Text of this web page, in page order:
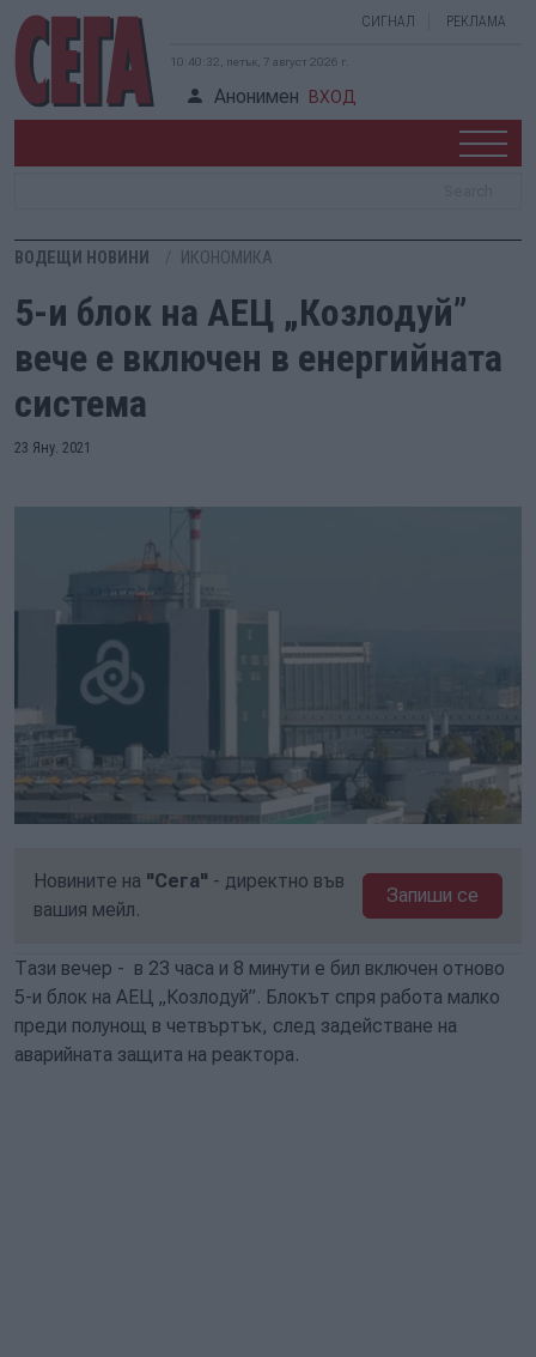
СИГНАЛ РЕКЛАМА
10:40:32, петък, 7 август 2026 г.
Анонимен ВХОД
ВОДЕЩИ НОВИНИ ИКОНОМИКА
5-и блок на АЕЦ „Козлодуй”
вече е включен в енергийната
система
23 Яну. 2021
Новините на "Сега" - директно във
вашия мейл.
Запиши се
Тази вечер - в 23 часа и 8 минути е бил включен отново
5-и блок на АЕЦ „Козлодуй”. Блокът спря работа малко
преди полунощ в четвъртък, след задействане на
аварийната защита на реактора.